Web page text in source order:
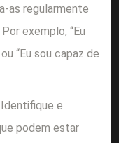
as regularmente
exemplo, “Eu
“Eu sou capaz de
Identifique e
podem estar